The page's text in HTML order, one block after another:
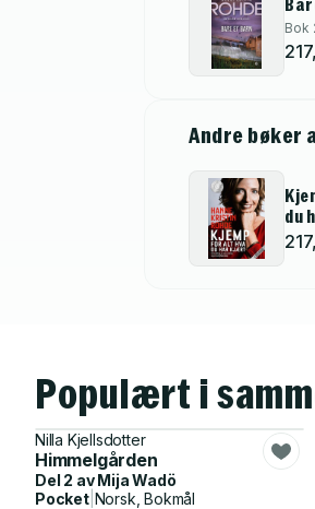
Bok
Andre bøker
du
Populært i
Nilla Kjellsdotter
Himmelgården
Del 2 avMija Wadö
Pocket| Norsk, Bokmål